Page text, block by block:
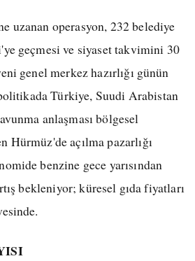
uzanan operasyon, 232 belediye
geçmesi ve siyaset takvimini 30
genel merkez hazırlığı günün
Türkiye, Suudi Arabistan
anlaşması bölgesel
açılma pazarlığı
benzine gece yarısından
bekleniyor; küresel gıda fiyatları